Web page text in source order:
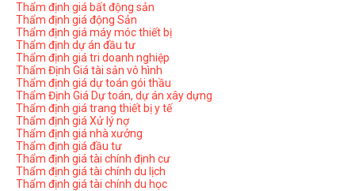
Thẩm định giá bất động sản
Thẩm định giá động Sản
Thẩm định giá máy móc thiết bị
Thẩm định dự án đầu tư
Thẩm định giá tri doanh nghiệp
Thẩm Định Giá tài sản vô hình
Thẩm định giá dự toán gói thầu
Thẩm Định Giá Dự toán, dự án xây dựng
Thẩm định giá trang thiết bị y tế
Thẩm định giá Xử lý nợ
Thẩm định giá nhà xưởng
Thẩm định giá đầu tư
Thẩm định giá tài chính định cư
Thẩm định giá tài chính du lịch
Thẩm định giá tài chính du học